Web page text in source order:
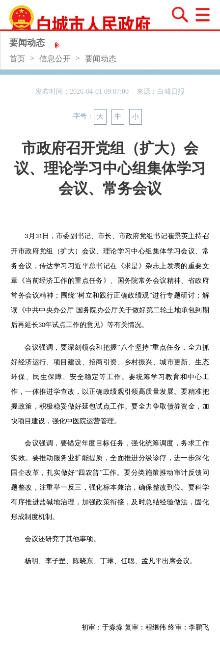
要闻动态
首页 > 信息公开 > 要闻动态
发布时间：2026-04-01 09:07:00 来源： 白城日报
字号： 大 中 小
市政府召开党组（扩大）会
议、理论学习中心组集体学习
会议、常务会议
3 月 31日，市委副书记、市长、市政府党组书记崔景英主持召
开市政府党组（扩大）会议、理论学习中心组集体学习会议、常
务会议，传达学习习近平总书记在《求是》杂志上发表的重要文
章《当前经济工作的重点任务》、国务院常务会议精神、省政府
常务会议精神；围绕“树立和践行正确政绩观”进行专题研讨；解
读《中共中央办公厅 国务院办公厅关于做好第二轮土地承包到期
后再延长30年试点工作的意见》等有关情况。
会议强调，要深刻领会和把握“八个坚持”重点任务，全力抓
好经济运行、项目建设、招商引资、乡村振兴、城市更新、生态
环保、民生保障、安全稳定等工作。要统筹学习教育和中心工
作，一体推进学查改，以正确政绩观引领高质量发展。要精准把
握政策，积极稳妥做好延包试点工作。要全力争取债券资金，加
快项目建设，强化中医院运营管理。
会议强调，要锚定年度目标任务，强化统筹调度，务求工作
实效。要推动服务业扩能提质，全面推进分级诊疗，进一步深化
国企改革，扎实做好“四农普”工作。要分类施策推动审计反馈问
题整改，注重举一反三，强化标本兼治，确保整改到位。要科学
有序推进盐碱地治理，加强政策衔接，及时总结经验做法，固化
形成制度机制。
会议还研究了其他事项。
杨明、李子罡、陈晓东、丁琳、任聪、孟凡平出席会议。
初审：于淼淼 复审：程继伟 终审： 李鹏飞